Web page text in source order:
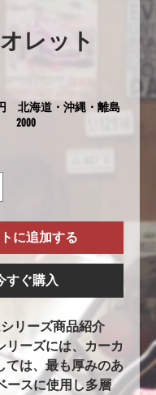
レット
北海道・沖縄・離島
2000
に追加する
すぐ購入
リーズ商品紹介
リーズには、カーカ
ては、最も厚みのあ
ベースに使用し多層